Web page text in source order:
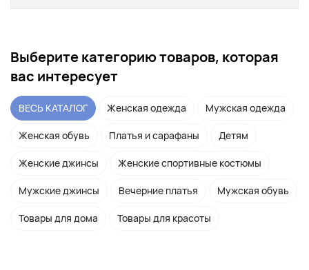
Выберите категорию товаров, которая
вас интересует
ВЕСЬ КАТАЛОГ Женская одежда Мужская одежда
Женская обувь Платья и сарафаны Детям
Женские джинсы Женские спортивные костюмы
Мужские джинсы Вечерние платья Мужская обувь
Товары для дома Товары для красоты